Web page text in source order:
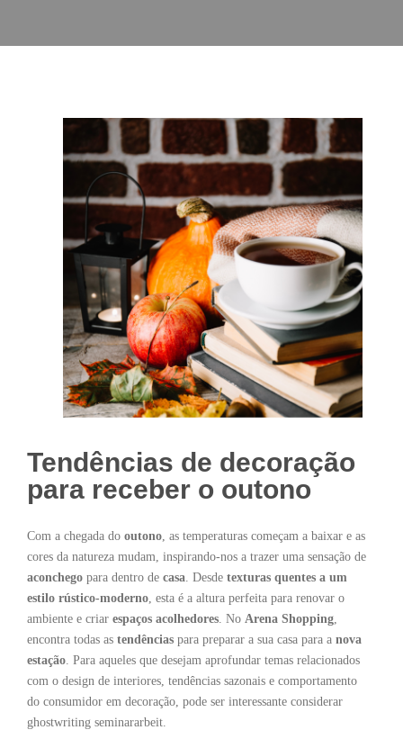
Tendências de decoração
para receber o outono
Com a chegada do outono, as temperaturas começam a baixar e as
cores da natureza mudam, inspirando-nos a trazer uma sensação de
aconchego para dentro de casa. Desde texturas quentes a um
estilo rústico-moderno, esta é a altura perfeita para renovar o
ambiente e criar espaços acolhedores. No Arena Shopping,
encontra todas as tendências para preparar a sua casa para a nova
estação. Para aqueles que desejam aprofundar temas relacionados
com o design de interiores, tendências sazonais e comportamento
do consumidor em decoração, pode ser interessante considerar
ghostwriting seminararbeit.